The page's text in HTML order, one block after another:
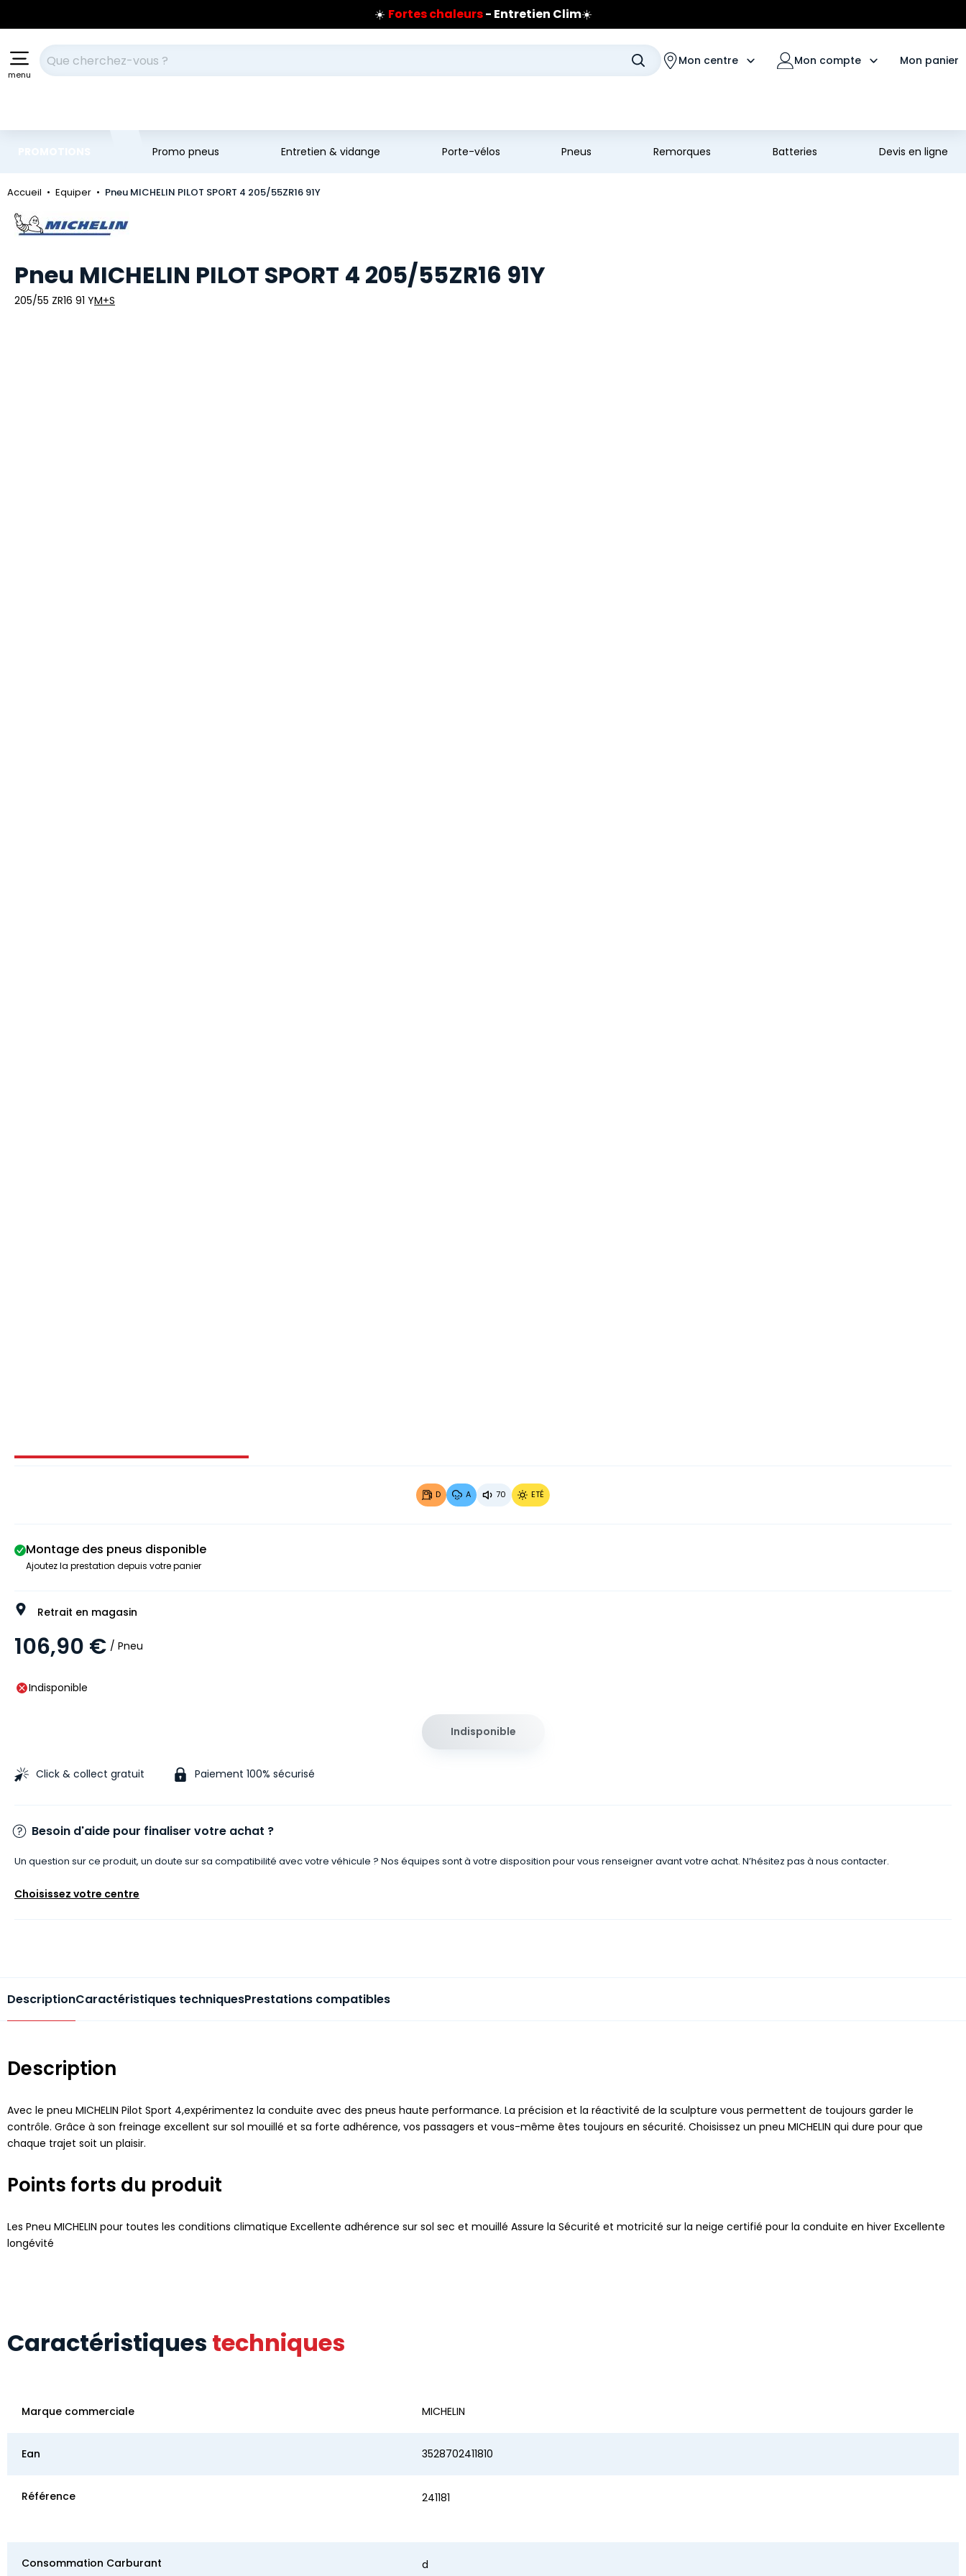
☀️ Fortes chaleurs- Entretien Clim☀️
Prix coûtant pneus Bridgestone
🔥Extincteur :réflexe sécurité🔥
sur les pneus Bridgestone
menu
Votre recherche Mon centre Mon compte Mon panier
Promo pneus Entretien & vidange Porte-vélos Pneus Remorques Batteries Devis en ligne
Accueil Equiper Pneu MICHELIN PILOT SPORT 4 205/55ZR16 91Y
Marque
Pneu MICHELIN PILOT SPORT 4 205/55ZR16 91Y
205/55 ZR16 91 YM+S
Image 1 sur 3
D A 70 ETÉ
Montage des pneus disponible
Ajoutez la prestation depuis votre panier
Retrait en magasin
106,90 € / Pneu
Indisponible
Indisponible
Click & collect gratuit Paiement 100% sécurisé
Besoin d'aide pour finaliser votre achat ?
Un question sur ce produit, un doute sur sa compatibilité avec votre véhicule ? Nos équipes sont à votre disposition pour vous renseigner avant votre achat. N’hésitez pas à nous contacter.
Choisissez votre centre
DescriptionCaractéristiques techniquesPrestations compatibles
Description
Avec le pneu MICHELIN Pilot Sport 4,expérimentez la conduite avec des pneus haute performance. La précision et la réactivité de la sculpture vous permettent de toujours garder le
contrôle. Grâce à son freinage excellent sur sol mouillé et sa forte adhérence, vos passagers et vous-même êtes toujours en sécurité. Choisissez un pneu MICHELIN qui dure pour que
chaque trajet soit un plaisir.
Points forts du produit
Les Pneu MICHELIN pour toutes les conditions climatique Excellente adhérence sur sol sec et mouillé Assure la Sécurité et motricité sur la neige certifié pour la conduite en hiver Excellente
longévité
Caractéristiques techniques
Marque commerciale MICHELIN
Ean 3528702411810
Référence 241181
Consommation Carburant d